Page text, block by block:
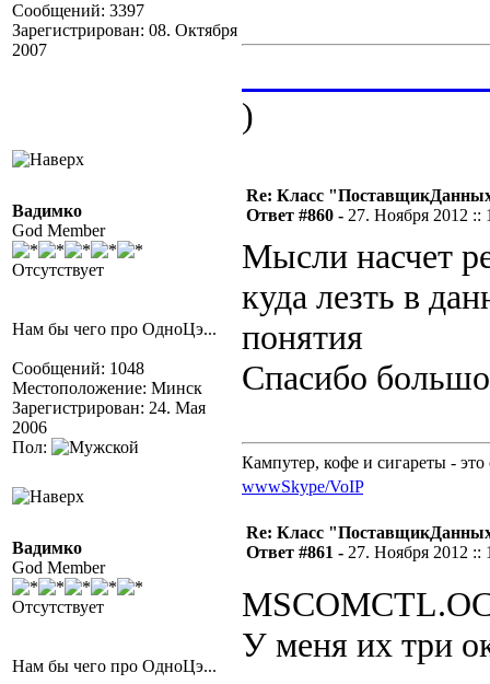
Сообщений: 3397
Зарегистрирован: 08. Октября
2007
)
Вадимко
God Member
Отсутствует
Нам бы чего про ОдноЦэ...
Сообщений: 1048
Местоположение: Минск
Зарегистрирован: 24. Мая
2006
Пол:
Re: Класс
Ответ #860 - 27. Ноября 2012 ::
Мысли насчет
куда лезть в
понятия
Спасибо
Кампутер, кофе и сигареты - это
wwwSkype/VoIP
Вадимко
God Member
Отсутствует
Нам бы чего про ОдноЦэ...
Re: Класс
Ответ #861 - 27. Ноября 2012 ::
У меня их три